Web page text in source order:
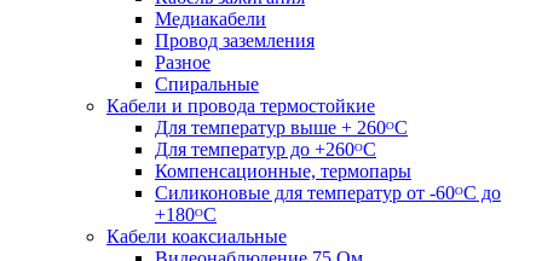
Медиакабели
Провод заземления
Разное
Спиральные
Кабели и провода термостойкие
Для температур выше + 260ᴼС
Для температур до +260ᴼС
Компенсационные, термопары
Силиконовые для температур от -60ᴼC до
+180ᴼС
Кабели коаксиальные